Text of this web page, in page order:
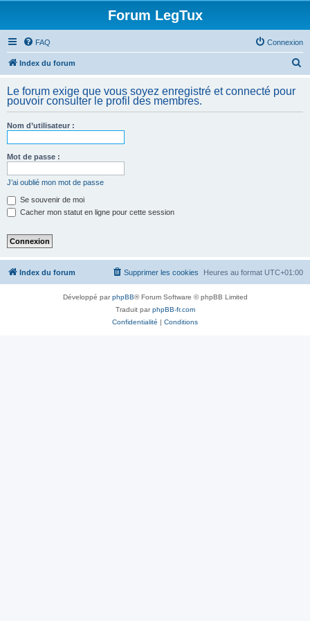
Forum LegTux
FAQ Connexion
Index du forum
h
Le forum exige que vous soyez enregistré et connecté pour
pouvoir consulter le profil des membres.
Nom d’utilisateur :
Mot de passe :
J’ai oublié mon mot de passe
Se souvenir de moi
Cacher mon statut en ligne pour cette session
Index du forum Heures au format UTC+01:00
Supprimer les cookies
Développé parphpBB® Forum Software © phpBB Limited
Traduit parphpBB-fr.com
Confidentialité | Conditions